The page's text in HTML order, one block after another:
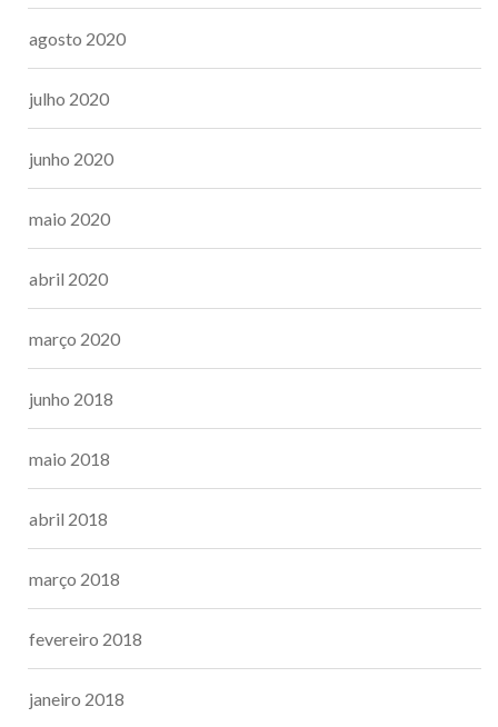
agosto 2020
julho 2020
junho 2020
maio 2020
abril 2020
março 2020
junho 2018
maio 2018
abril 2018
março 2018
fevereiro 2018
janeiro 2018